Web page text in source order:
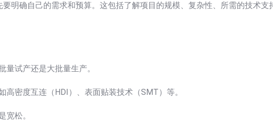
明确自己的需求和预算。这包括了解项目的规模、复杂性、所需的技术支
量试产还是大批量生产。
高密度互连（HDI）、表面贴装技术（SMT）等。
宽松。